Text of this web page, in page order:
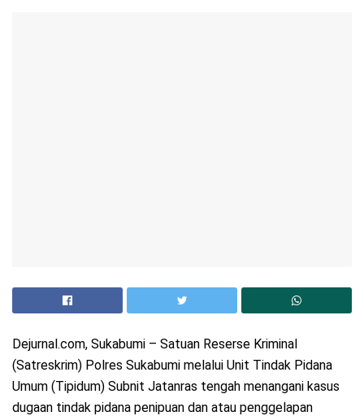
Dejurnal.com, Sukabumi – Satuan Reserse Kriminal
(Satreskrim) Polres Sukabumi melalui Unit Tindak Pidana
Umum (Tipidum) Subnit Jatanras tengah menangani kasus
dugaan tindak pidana penipuan dan atau penggelapan